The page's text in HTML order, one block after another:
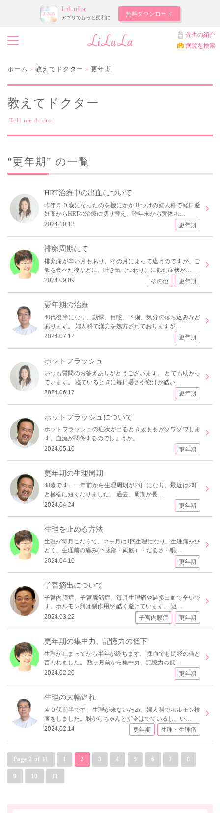
LiLuLa
アプリでもっと便利に
無料ダウンロード
先生の紹介
病院を検索
ホーム > 教えてドクター > 更年期
教えてドクター
Tell me doctor
"更年期" の一覧
HRT治療中の出血について
昨年５０歳になったのを機にかかりつけの婦人科で経口避
妊薬からHRTの治療に切り替え、昨年末から黄体ホ…
2024.10.13
更年期
排卵周期にて
排卵痛が辛い月もあり、その月によって違うのですが、ご
飯を食べた後などに、吐き気（つわり）に似た症状が…
2024.09.09
その他 更年期
更年期の治療
40代後半になり、動悸、目眩、下痢、気分の落ち込みなど
あります。 婦人科で漢方を処方されておりますが…
2024.07.12
更年期
ホットフラッシュ
いつも質問のお答えありがとうございます。 とても助かっ
ています。 寝ているときに毎日暑さや寝汗が酷い…
2024.06.17
更年期
ホットフラッシュについて
ホットフラッシュの症状が出るとき太ももがゾワゾワしま
す。血流が関係するのでしょうか。
2024.05.10
更年期
更年期の生理周期
48歳です。一年前から生理周期が25日になり、最近は20日
と極端に短くなりました。 過去、周期が長…
2024.04.24
更年期
生理を止める方法
生理が毎月こなくて、２ヶ月に1回生理になり、生理痛がひ
どく、生理前の痛み(下腹部・両腰）・だるさ・眠…
2024.04.10
更年期
子宮摘出について
子宮内膜症、子宮腺筋症、毎月生理痛や過多出血で辛いで
す。ホルモン剤は副作用が 酷く避けています。 避…
2024.03.22
子宮内膜症 更年期
更年期の集中力、記憶力の低下
生理が止まってから半年が経ちます。 採血でも閉経の値と
言われました。 数ヶ月前から集中力、記憶力の低…
2024.02.20
更年期
生理の大幅遅れ
４０代前半です。生理が来ないため、婦人科でホルモン検
査をしました。脳からちゃんと指令はでているし、い…
2024.02.14
更年期 生理・生理痛
Page 2 of 11 1 2 3 4 5 6 7 8
9 10 11